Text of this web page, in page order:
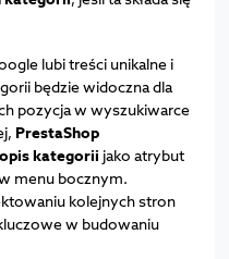
lubi treści unikalne i
będzie widoczna dla
pozycja w wyszukiwarce
PrestaShop
kategorii jako atrybut
menu bocznym.
kolejnych stron
w budowaniu